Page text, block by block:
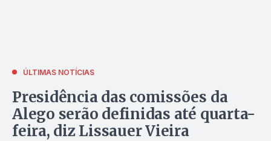
ÚLTIMAS NOTÍCIAS
Presidência das comissões da
Alego serão definidas até quarta-
feira, diz Lissauer Vieira